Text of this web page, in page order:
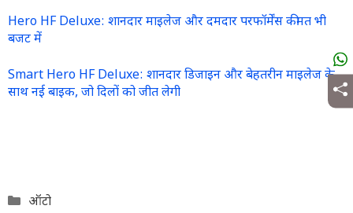
Hero HF Deluxe: शानदार माइलेज और दमदार परफॉर्मेंस कीमत भी
बजट में
Smart Hero HF Deluxe: शानदार डिजाइन और बेहतरीन माइलेज के
साथ नई बाइक, जो दिलों को जीत लेगी
Categories
ऑटो